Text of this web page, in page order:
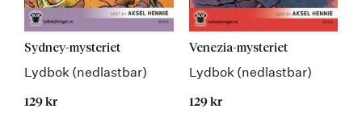
Sydney-mysteriet
Lydbok (nedlastbar)
129 kr
Venezia-mysteriet
Lydbok (nedlastbar)
129 kr